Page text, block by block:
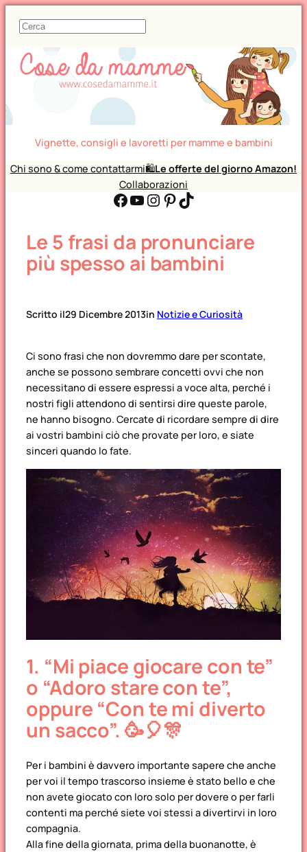
C
r
c
Vignette, consigli e lavoretti per mamme e bambini
Chi sono & come contattarmi🛍️Le offerte del giorno Amazon!
Collaborazioni
Facebook YouTube Instagram Pinterest TikTok
Le 5 frasi da pronunciare
più spesso ai bambini
Scritto il29 Dicembre 2013in Notizie e Curiosità
Ci sono frasi che non dovremmo dare per scontate,
anche se possono sembrare concetti ovvi che non
necessitano di essere espressi a voce alta, perché i
nostri figli attendono di sentirsi dire queste parole,
ne hanno bisogno. Cercate di ricordare sempre di dire
ai vostri bambini ciò che provate per loro, e siate
sinceri quando lo fate.
1. “Mi piace giocare con te”
o “Adoro stare con te”,
oppure “Con te mi diverto
un sacco”. 🥳🎈🎊
Per i bambini è davvero importante sapere che anche
per voi il tempo trascorso insieme è stato bello e che
non avete giocato con loro solo per dovere o per farli
contenti ma perché siete voi stessi a divertirvi in loro
compagnia.
Alla fine della giornata, prima della buonanotte, è